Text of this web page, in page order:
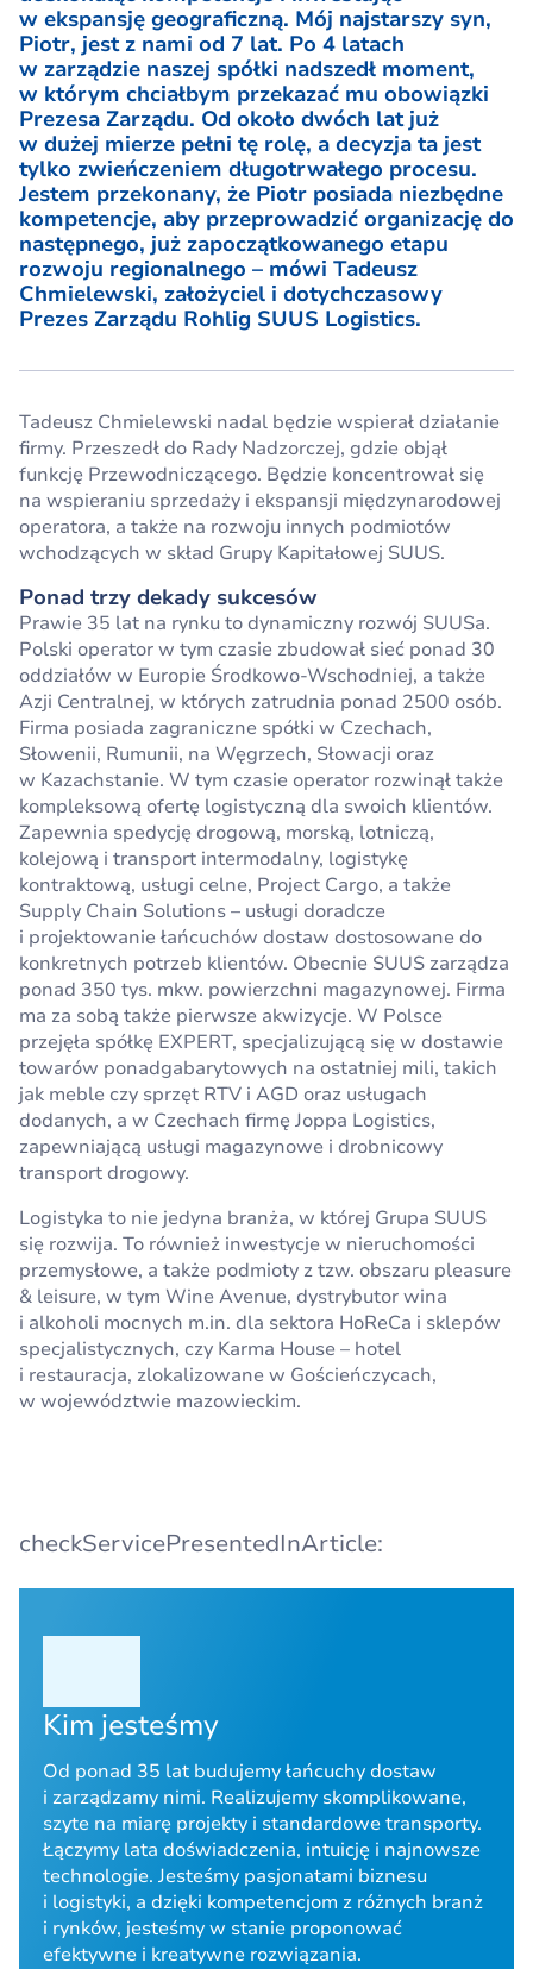
w ekspansję geograficzną. Mój najstarszy syn,
Piotr, jest z nami od 7 lat. Po 4 latach
w zarządzie naszej spółki nadszedł moment,
w którym chciałbym przekazać mu obowiązki
Prezesa Zarządu. Od około dwóch lat już
w dużej mierze pełni tę rolę, a decyzja ta jest
tylko zwieńczeniem długotrwałego procesu.
Jestem przekonany, że Piotr posiada niezbędne
kompetencje, aby przeprowadzić organizację do
następnego, już zapoczątkowanego etapu
rozwoju regionalnego – mówi Tadeusz
Chmielewski, założyciel i dotychczasowy
Prezes Zarządu Rohlig SUUS Logistics.
Tadeusz Chmielewski nadal będzie wspierał działanie
firmy. Przeszedł do Rady Nadzorczej, gdzie objął
funkcję Przewodniczącego. Będzie koncentrował się
na wspieraniu sprzedaży i ekspansji międzynarodowej
operatora, a także na rozwoju innych podmiotów
wchodzących w skład Grupy Kapitałowej SUUS.
Ponad trzy dekady sukcesów
Prawie 35 lat na rynku to dynamiczny rozwój SUUSa.
Polski operator w tym czasie zbudował sieć ponad 30
oddziałów w Europie Środkowo-Wschodniej, a także
Azji Centralnej, w których zatrudnia ponad 2500 osób.
Firma posiada zagraniczne spółki w Czechach,
Słowenii, Rumunii, na Węgrzech, Słowacji oraz
w Kazachstanie. W tym czasie operator rozwinął także
kompleksową ofertę logistyczną dla swoich klientów.
Zapewnia spedycję drogową, morską, lotniczą,
kolejową i transport intermodalny, logistykę
kontraktową, usługi celne, Project Cargo, a także
Supply Chain Solutions – usługi doradcze
i projektowanie łańcuchów dostaw dostosowane do
konkretnych potrzeb klientów. Obecnie SUUS zarządza
ponad 350 tys. mkw. powierzchni magazynowej. Firma
ma za sobą także pierwsze akwizycje. W Polsce
przejęła spółkę EXPERT, specjalizującą się w dostawie
towarów ponadgabarytowych na ostatniej mili, takich
jak meble czy sprzęt RTV i AGD oraz usługach
dodanych, a w Czechach firmę Joppa Logistics,
zapewniającą usługi magazynowe i drobnicowy
transport drogowy.
Logistyka to nie jedyna branża, w której Grupa SUUS
się rozwija. To również inwestycje w nieruchomości
przemysłowe, a także podmioty z tzw. obszaru pleasure
& leisure, w tym Wine Avenue, dystrybutor wina
i alkoholi mocnych m.in. dla sektora HoReCa i sklepów
specjalistycznych, czy Karma House – hotel
i restauracja, zlokalizowane w Gościeńczycach,
w województwie mazowieckim.
checkServicePresentedInArticle:
Kim jesteśmy
Od ponad 35 lat budujemy łańcuchy dostaw
i zarządzamy nimi. Realizujemy skomplikowane,
szyte na miarę projekty i standardowe transporty.
Łączymy lata doświadczenia, intuicję i najnowsze
technologie. Jesteśmy pasjonatami biznesu
i logistyki, a dzięki kompetencjom z różnych branż
i rynków, jesteśmy w stanie proponować
efektywne i kreatywne rozwiązania.